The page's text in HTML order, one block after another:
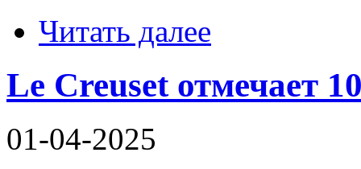
Читать далее
Le Creuset отмечает
01-04-2025